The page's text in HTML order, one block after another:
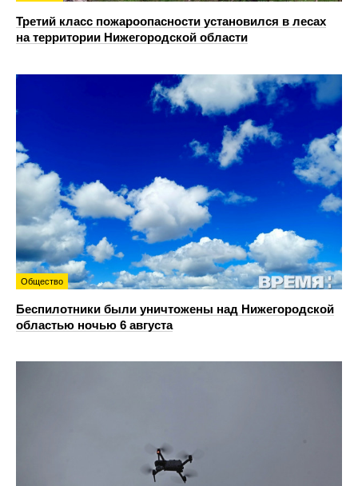
Третий класс пожароопасности установился в лесах
на территории Нижегородской области
Общество
Беспилотники были уничтожены над Нижегородской
областью ночью 6 августа